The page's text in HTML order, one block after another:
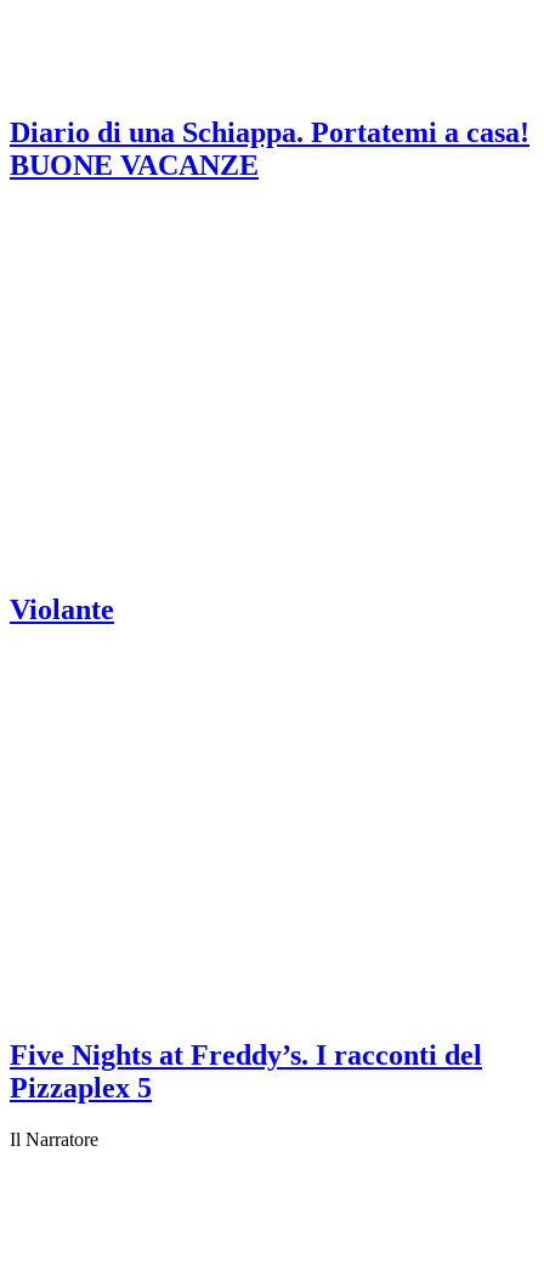
Diario di una Schiappa. Portatemi a casa!
BUONE VACANZE
Violante
Five Nights at Freddy’s. I racconti del
Pizzaplex 5
Il Narratore